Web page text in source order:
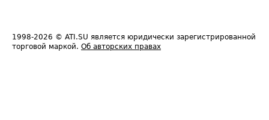
1998-2026 © ATI.SU является юридически зарегистрированной
торговой маркой. Об авторских правах